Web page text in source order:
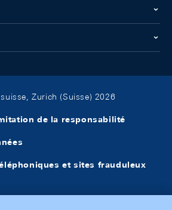
Zurich (Suisse) 2026
de la responsabilité
et sites frauduleux